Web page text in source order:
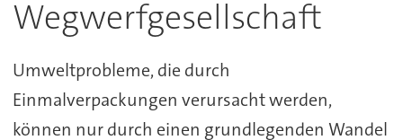
Wegwerfgesellschaft
Umweltprobleme, die durch
Einmalverpackungen verursacht werden,
können nur durch einen grundlegenden Wandel